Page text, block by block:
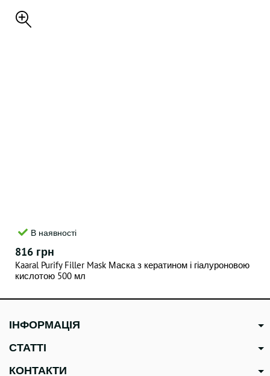
В наявності
816 грн
Kaaral Purify Filler Mask Маска з кератином і гіалуроновою
кислотою 500 мл
ІНФОРМАЦІЯ
СТАТТІ
КОНТАКТИ